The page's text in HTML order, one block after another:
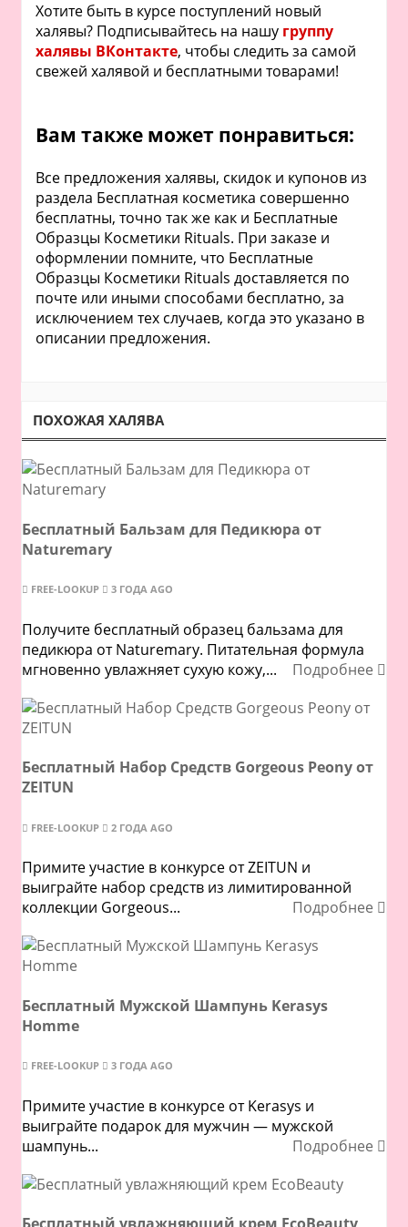
Хотите быть в курсе поступлений новый
халявы? Подписывайтесь на нашу группу
халявы ВКонтакте, чтобы следить за самой
свежей халявой и бесплатными товарами!
Вам также может понравиться:
Все предложения халявы, скидок и купонов из
раздела Бесплатная косметика совершенно
бесплатны, точно так же как и Бесплатные
Образцы Косметики Rituals. При заказе и
оформлении помните, что Бесплатные
Образцы Косметики Rituals доставляется по
почте или иными способами бесплатно, за
исключением тех случаев, когда это указано в
описании предложения.
ПОХОЖАЯ ХАЛЯВА
Бесплатный Бальзам для Педикюра от
Naturemary
FREE-LOOKUP 3 ГОДА AGO
Получите бесплатный образец бальзама для
педикюра от Naturemary. Питательная формула
мгновенно увлажняет сухую кожу,...
Подробнее
Бесплатный Набор Средств Gorgeous Peony от
ZEITUN
FREE-LOOKUP 2 ГОДА AGO
Примите участие в конкурсе от ZEITUN и
выиграйте набор средств из лимитированной
коллекции Gorgeous...
Подробнее
Бесплатный Мужской Шампунь Kerasys
Homme
FREE-LOOKUP 3 ГОДА AGO
Примите участие в конкурсе от Kerasys и
выиграйте подарок для мужчин — мужской
шампунь...
Подробнее